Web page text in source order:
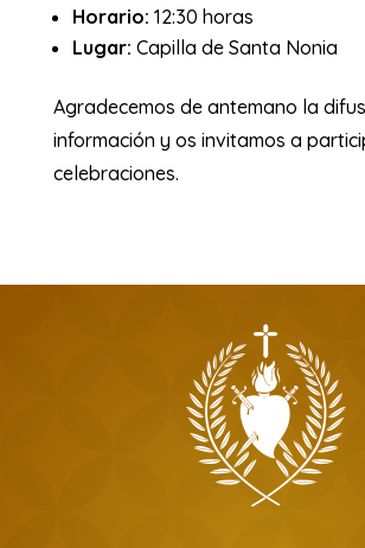
Horario: 12:30 horas
Lugar: Capilla de Santa Nonia
Agradecemos de antemano la
información y os invitamos a
celebraciones.